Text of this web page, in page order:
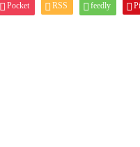
Pocket RSS feedly